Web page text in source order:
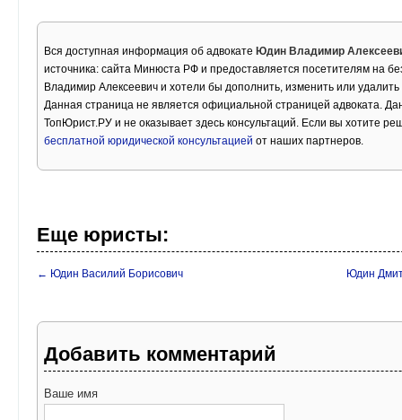
Вся доступная информация об адвокате Юдин Владимир
источника: сайта Минюста РФ и предоставляется посетителям на
Владимир Алексеевич и хотели бы дополнить, изменить или
Данная страница не является официальной страницей адвоката.
ТопЮрист.РУ и не оказывает здесь консультаций. Если вы хотите
бесплатной юридической консультацией от наших партнеров.
Еще юристы:
← Юдин Василий Борисович Юдин
Добавить комментарий
Ваше имя